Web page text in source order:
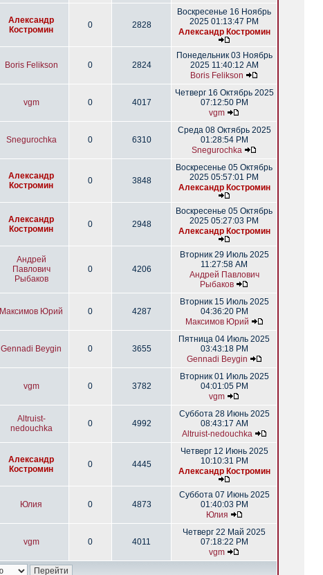
Александр
Костромин
0 2828
Воскресенье 16 Ноябрь
2025 01:13:47 PM
Александр Костромин
Boris Felikson 0 2824
Понедельник 03 Ноябрь
2025 11:40:12 AM
Boris Felikson
vgm 0 4017
Четверг 16 Октябрь 2025
07:12:50 PM
vgm
Snegurochka 0 6310
Среда 08 Октябрь 2025
01:28:54 PM
Snegurochka
Александр
Костромин
0 3848
Воскресенье 05 Октябрь
2025 05:57:01 PM
Александр Костромин
Александр
Костромин
0 2948
Воскресенье 05 Октябрь
2025 05:27:03 PM
Александр Костромин
Андрей
Павлович
Рыбаков
0 4206
Вторник 29 Июль 2025
11:27:58 AM
Андрей Павлович
Рыбаков
Максимов Юрий 0 4287
Вторник 15 Июль 2025
04:36:20 PM
Максимов Юрий
Gennadi Beygin 0 3655
Пятница 04 Июль 2025
03:43:18 PM
Gennadi Beygin
vgm 0 3782
Вторник 01 Июль 2025
04:01:05 PM
vgm
Altruist-
nedouchka
0 4992
Суббота 28 Июнь 2025
08:43:17 AM
Altruist-nedouchka
Александр
Костромин
0 4445
Четверг 12 Июнь 2025
10:10:31 PM
Александр Костромин
Юлия 0 4873
Суббота 07 Июнь 2025
01:40:03 PM
Юлия
vgm 0 4011
Четверг 22 Май 2025
07:18:22 PM
vgm